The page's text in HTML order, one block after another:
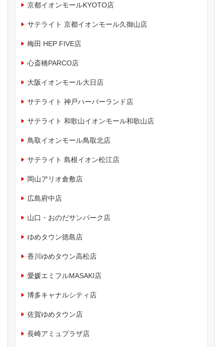
京都イオンモールKYOTO店
サテライト 京都イオンモール久御山店
梅田 HEP FIVE店
心斎橋PARCO店
大阪イオンモール大日店
サテライト 神戸ハーバーランド店
サテライト 和歌山イオンモール和歌山店
鳥取イオンモール鳥取北店
サテライト 島根イオン松江店
岡山アリオ倉敷店
広島府中店
山口・おのだサンパーク店
ゆめタウン徳島店
香川ゆめタウン高松店
愛媛エミフルMASAKI店
博多キャナルシティ店
佐賀ゆめタウン店
長崎アミュプラザ店